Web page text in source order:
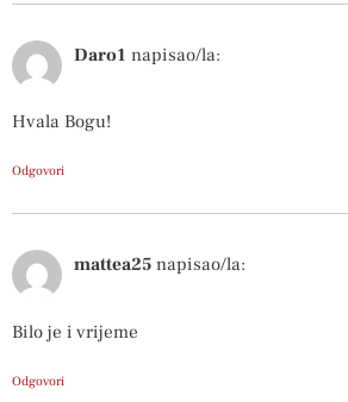
Daro1 napisao/la:
Hvala Bogu!
Odgovori
mattea25 napisao/la:
Bilo je i vrijeme
Odgovori